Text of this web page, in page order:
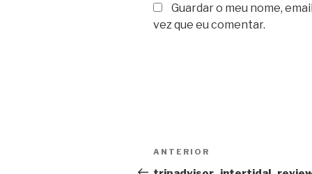
Guardar o meu nome,
vez que eu comentar.
Navegação
Conteúdo
anterior
ANTERIOR